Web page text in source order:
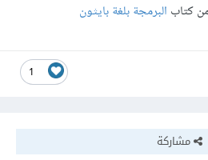
من كتاب البرمجة بلغة بايثون
1
مشاركة